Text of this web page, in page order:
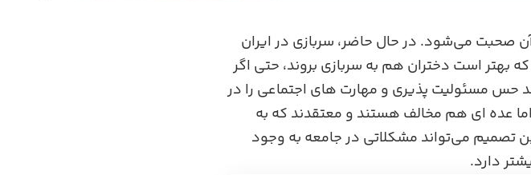
صحبت می‌شود. در حال حاضر، سربازی در ایران
بهتر است دختران هم به سربازی بروند، حتی اگر
حس مسئولیت ‌پذیری و مهارت ‌های اجتماعی را در
عده ای هم مخالف هستند و معتقدند که به‌
می‌تواند مشکلاتی در جامعه به ‌وجود
دارد.